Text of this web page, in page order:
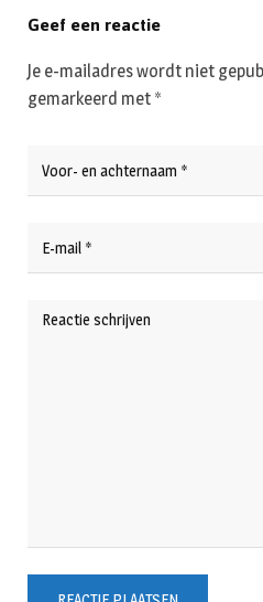
Geef een reactie
Je e-mailadres wordt niet
gemarkeerd met *